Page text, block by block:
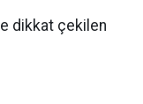
dikkat çekilen